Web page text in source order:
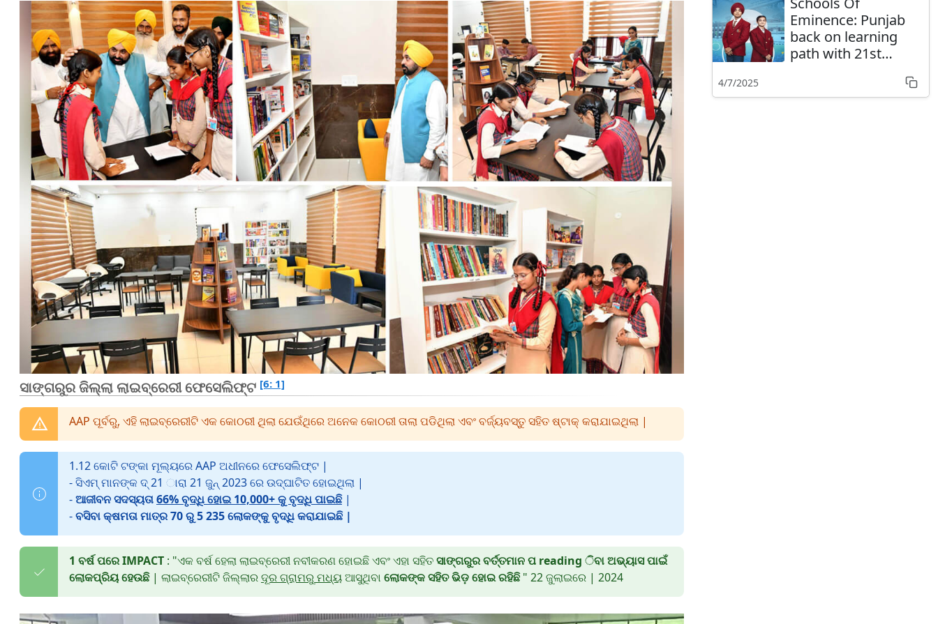
ସାଙ୍ଗରୁର ଜିଲ୍ଲା ଲାଇବ୍ରେରୀ ଫେସେଲିଫ୍ଟ [6: 1]
AAP ପୂର୍ବରୁ, ଏହି ଲାଇବ୍ରେରୀଟି ଏକ କୋଠରୀ ଥିଲା ଯେଉଁଥିରେ ଅନେକ କୋଠରୀ ତାଲା ପଡିଥିଲା ଏବଂ ବର୍ଜ୍ୟବସ୍ତୁ ସହିତ ଷ୍ଟାକ୍ କରାଯାଇଥିଲା |
1.12 କୋଟି ଟଙ୍କା ମୂଲ୍ୟରେ AAP ଅଧୀନରେ ଫେସେଲିଫ୍ଟ |
- ସିଏମ୍ ମାନଙ୍କ ଦ୍ 21 ାରା 21 ଜୁନ୍ 2023 ରେ ଉଦ୍ଘାଟିତ ହୋଇଥିଲା |
-ଆଜୀବନ ସଦସ୍ୟତା66% ବୃଦ୍ଧି ହୋଇ 10,000+ କୁ ବୃଦ୍ଧି ପାଇଛି|
-ବସିବା କ୍ଷମତା ମାତ୍ର 70 ରୁ 5 235 ଲୋକଙ୍କୁ ବୃଦ୍ଧି କରାଯାଇଛି |
1 ବର୍ଷ ପରେ IMPACT : "ଏକ ବର୍ଷ ହେଲା ଲାଇବ୍ରେରୀ ନବୀକରଣ ହୋଇଛି ଏବଂ ଏହା ସହିତସାଙ୍ଗରୁର ବର୍ତ୍ତମାନ ପ reading ିବା ଅଭ୍ୟାସ ପାଇଁ
ଲୋକପ୍ରିୟ ହେଉଛି| ଲାଇବ୍ରେରୀଟି ଜିଲ୍ଲାରଦୂର ଗ୍ରାମରୁ ମଧ୍ୟଆସୁଥିବା ଲୋକଙ୍କ ସହିତ ଭିଡ଼ ହୋଇ ରହିଛି" 22 ଜୁଲାଇରେ | 2024
Eminence: Punjab
back on learning
path with 21st
4/7/2025